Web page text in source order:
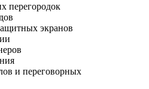
перегородок
экранов
и переговорных